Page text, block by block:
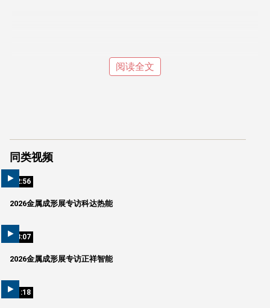
阅读全文
同类视频
02:56
2026金属成形展专访科达热能
03:07
2026金属成形展专访正祥智能
01:18